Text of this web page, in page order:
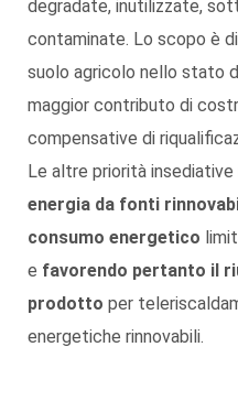
degradate, inutilizzate,
contaminate. Lo scopo è
suolo agricolo nello stato
maggior contributo di
compensative di
Le altre priorità insediative
energia da fonti
consumo energetico
e favorendo pertanto il
prodotto per
energetiche rinnovabili.